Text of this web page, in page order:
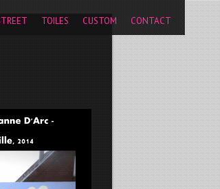
TOILES CUSTOM CONTACT